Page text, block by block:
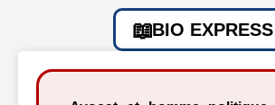
BIO EXPRESS